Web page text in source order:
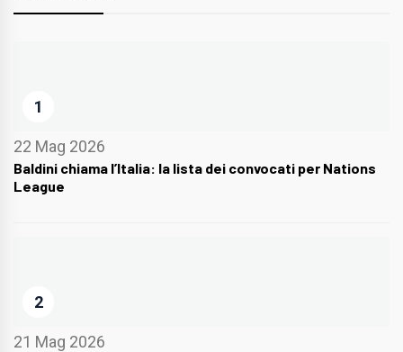
1
22 Mag 2026
Baldini chiama l’Italia: la lista dei convocati per Nations
League
2
21 Mag 2026